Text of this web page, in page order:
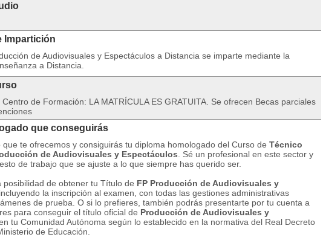
Impartición
de Audiovisuales y Espectáculos a Distancia se imparte mediante la
a Distancia.
Centro de Formación: LA MATRÍCULA ES GRATUITA. Se ofrecen Becas parciales
que conseguirás
que te ofrecemos y consiguirás tu diploma homologado del Curso de Técnico
de Audiovisuales y Espectáculos . Sé un profesional en este sector y
de trabajo que se ajuste a lo que siempre has querido ser.
posibilidad de obtener tu Título de FP Producción de Audiovisuales y
incluyendo la inscripción al examen, con todas las gestiones administrativas
de prueba. O si lo prefieres, también podrás presentarte por tu cuenta a
para conseguir el título oficial de Producción de Audiovisuales y
tu Comunidad Autónoma según lo establecido en la normativa del Real Decreto
de Educación.